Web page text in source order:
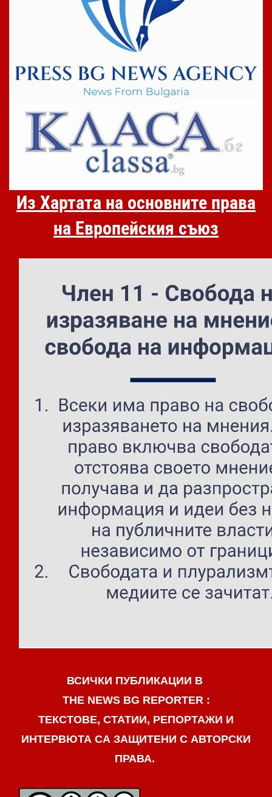
Из Хартата на основните права
на Европейския съюз
ВСИЧКИ ПУБЛИКАЦИИ В
THE NEWS BG REPORTER :
ТЕКСТОВЕ, СТАТИИ, РЕПОРТАЖИ И
ИНТЕРВЮТА СА ЗАЩИТЕНИ С АВТОРСКИ
ПРАВА.